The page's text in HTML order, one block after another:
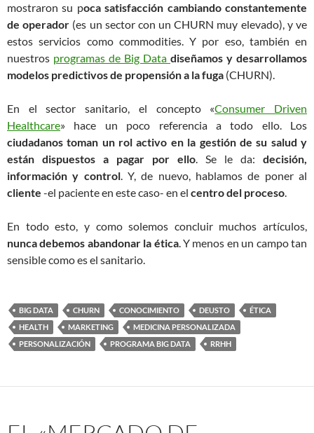
mostraron su poca satisfacción cambiando constantemente
de operador (es un sector con un CHURN muy elevado), y ve
estos servicios como commodities. Y por eso, también en
nuestros programas de Big Data diseñamos y desarrollamos
modelos predictivos de propensión a la fuga (CHURN).
En el sector sanitario, el concepto «Consumer Driven
Healthcare» hace un poco referencia a todo ello. Los
ciudadanos toman un rol activo en la gestión de su salud y
están dispuestos a pagar por ello. Se le da: decisión,
información y control. Y, de nuevo, hablamos de poner al
cliente -el paciente en este caso- en el centro del proceso.
En todo esto, y como solemos concluir muchos artículos,
nunca debemos abandonar la ética. Y menos en un campo tan
sensible como es el sanitario.
BIG DATA CHURN CONOCIMIENTO DEUSTO
ÉTICA
HEALTH
MARKETING
MEDICINA PERSONALIZADA
PERSONALIZACIÓN
PROGRAMA BIG DATA RRHH